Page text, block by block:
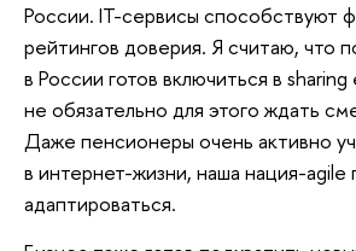
России. IТ-сервисы способствуют
рейтингов доверия. Я считаю, что
в России готов включиться в
не обязательно для этого ждать
Даже пенсионеры очень активно
в интернет-жизни, наша нация-agile
адаптироваться.